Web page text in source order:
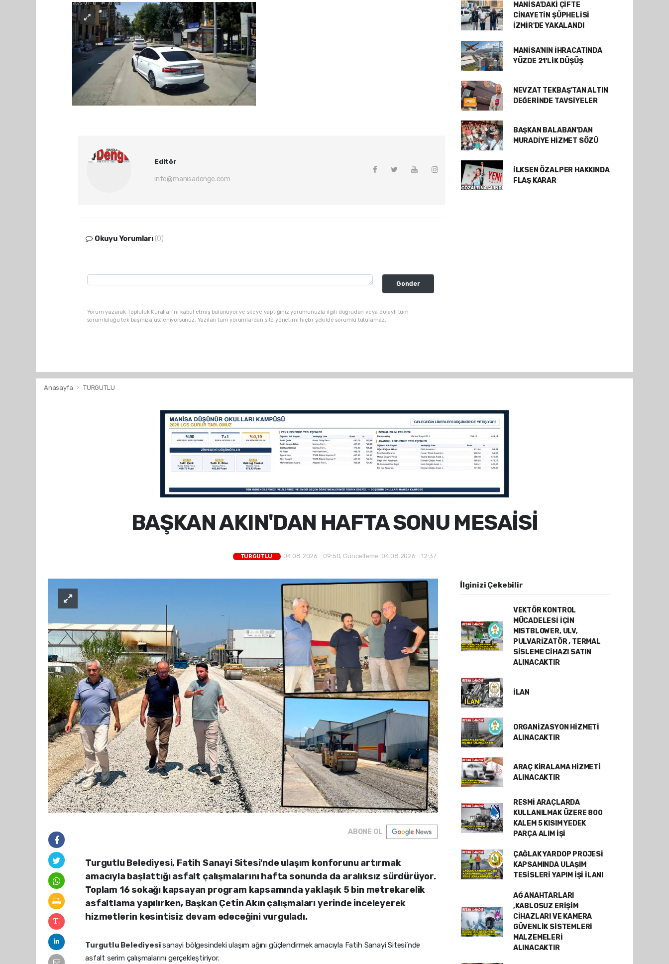
Editör
info@manisadenge.com
Okuyu Yorumları (0)
Gonder
Yorum yazarak Topluluk Kuralları’nı kabul etmiş bulunuyor ve siteye yaptığınız yorumunuzla ilgili doğrudan veya dolaylı tüm
sorumluluğu tek başınıza üstleniyorsunuz. Yazılan tüm yorumlardan site yönetimi hiçbir şekilde sorumlu tutulamaz.
MANİSA'DAKİ ÇİFTE
CİNAYETİN ŞÜPHELİSİ
İZMİR'DE YAKALANDI
MANİSA'NIN İHRACATINDA
YÜZDE 21'LİK DÜŞÜŞ
NEVZAT TEKBAŞ'TAN ALTIN
DEĞERİNDE TAVSİYELER
BAŞKAN BALABAN'DAN
MURADİYE HİZMET SÖZÜ
İLKSEN ÖZALPER HAKKINDA
FLAŞ KARAR
Anasayfa TURGUTLU
BAŞKAN AKIN'DAN HAFTA SONU MESAİSİ
TURGUTLU 04.08.2026 - 09:50, Güncelleme: 04.08.2026 - 12:37
ABONE OL
Turgutlu Belediyesi, Fatih Sanayi Sitesi'nde ulaşım konforunu artırmak
amacıyla başlattığı asfalt çalışmalarını hafta sonunda da aralıksız sürdürüyor.
Toplam 16 sokağı kapsayan program kapsamında yaklaşık 5 bin metrekarelik
asfaltlama yapılırken, Başkan Çetin Akın çalışmaları yerinde inceleyerek
hizmetlerin kesintisiz devam edeceğini vurguladı.
Turgutlu Belediyesisanayi bölgesindeki ulaşım ağını güçlendirmek amacıyla Fatih Sanayi Sitesi’nde
asfalt serim çalışmalarını gerçekleştiriyor.
İlginizi Çekebilir
VEKTÖR KONTROL
MÜCADELESİ İÇİN
MISTBLOWER, ULV,
PULVARİZATÖR , TERMAL
SİSLEME CİHAZI SATIN
ALINACAKTIR
İLAN
ORGANİZASYON HİZMETİ
ALINACAKTIR
ARAÇ KİRALAMA HİZMETİ
ALINACAKTIR
RESMİ ARAÇLARDA
KULLANILMAK ÜZERE 800
KALEM 5 KISIM YEDEK
PARÇA ALIM İŞİ
ÇAĞLAK YARDOP PROJESİ
KAPSAMINDA ULAŞIM
TESİSLERİ YAPIM İŞİ İLANI
AĞ ANAHTARLARI
,KABLOSUZ ERİŞİM
CİHAZLARI VE KAMERA
GÜVENLİK SİSTEMLERİ
MALZEMELERİ
ALINACAKTIR